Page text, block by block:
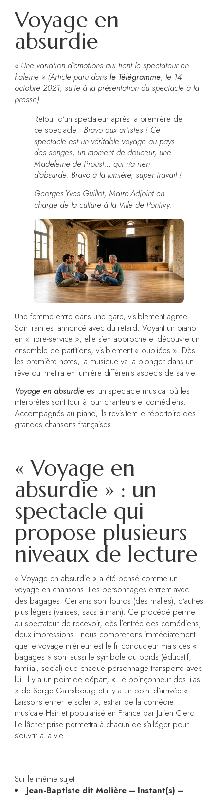
Voyage en
absurdie
« Une variation d’émotions qui tient le spectateur en
haleine » (Article paru dans le Télégramme, le 14
octobre 2021, suite à la présentation du spectacle à la
presse)
Retour d’un spectateur après la première de
ce spectacle : Bravo aux artistes ! Ce
spectacle est un véritable voyage au pays
des songes, un moment de douceur, une
Madeleine de Proust… qui n’a rien
d’absurde. Bravo à la lumière, super travail !
Georges-Yves Guillot, Maire-Adjoint en
charge de la culture à la Ville de Pontivy.
Une femme entre dans une gare, visiblement agitée.
Son train est annoncé avec du retard. Voyant un piano
en « libre-service », elle s’en approche et découvre un
ensemble de partitions, visiblement « oubliées ». Dès
les première notes, la musique va la plonger dans un
rêve qui mettra en lumière différents aspects de sa vie.
Voyage en absurdie est un spectacle musical où les
interprètes sont tour à tour chanteurs et comédiens.
Accompagnés au piano, ils revisitent le répertoire des
grandes chansons françaises.
« Voyage en
absurdie » : un
spectacle qui
propose plusieurs
niveaux de lecture
« Voyage en absurdie » a été pensé comme un
voyage en chansons. Les personnages entrent avec
des bagages. Certains sont lourds (des malles), d’autres
plus légers (valises, sacs à main). Ce procédé permet
au spectateur de recevoir, dès l’entrée des comédiens,
deux impressions : nous comprenons immédiatement
que le voyage intérieur est le fil conducteur mais ces «
bagages » sont aussi le symbole du poids (éducatif,
familial, social) que chaque personnage transporte avec
lui. Il y a un point de départ, « Le poinçonneur des lilas
» de Serge Gainsbourg et il y a un point d’arrivée «
Laissons entrer le soleil », extrait de la comédie
musicale Hair et popularisé en France par Julien Clerc.
Le lâcher-prise permettra à chacun de s’alléger pour
s’ouvrir à la vie.
Sur le même sujet
Jean-Baptiste dit Molière – Instant(s) –